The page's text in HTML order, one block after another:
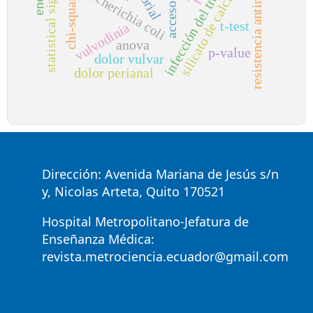
escherichia coli
vulvodinia
dolor vulvar
dolor perianal
silicato de calcio
p-value
t-test
anova
chi-squared
Dirección: Avenida Mariana de Jesús s/n
y, Nicolas Arteta, Quito 170521
Hospital Metropolitano-Jefatura de
Enseñanza Médica:
revista.metrociencia.ecuador@gmail.com